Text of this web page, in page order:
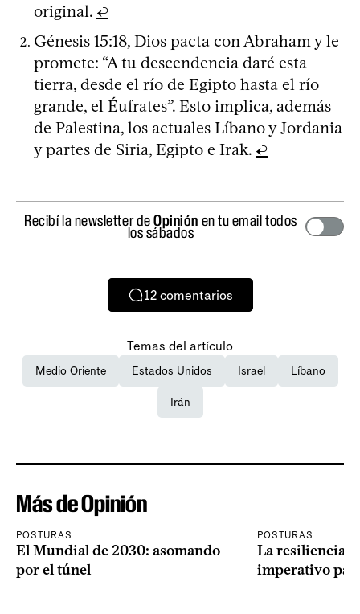
original. ↩
Génesis 15:18, Dios pacta con Abraham y le
promete: “A tu descendencia daré esta
tierra, desde el río de Egipto hasta el río
grande, el Éufrates”. Esto implica, además
de Palestina, los actuales Líbano y Jordania
y partes de Siria, Egipto e Irak. ↩
Recibí la newsletter deOpinión en tu email todos
los sábados
12 comentarios
Temas del artículo
Medio Oriente Estados Unidos Israel Líbano
Irán
Más de Opinión
POSTURAS
El Mundial de 2030: asomando
por el túnel
POSTURAS
La resiliencia
imperativo